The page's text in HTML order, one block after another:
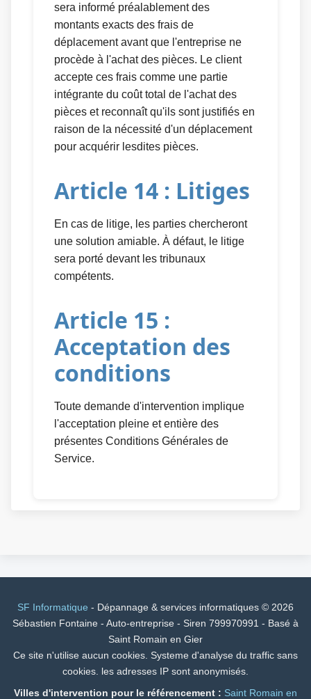
sera informé préalablement des
montants exacts des frais de
déplacement avant que l'entreprise ne
procède à l'achat des pièces. Le client
accepte ces frais comme une partie
intégrante du coût total de l'achat des
pièces et reconnaît qu'ils sont justifiés en
raison de la nécessité d'un déplacement
pour acquérir lesdites pièces.
Article 14 : Litiges
En cas de litige, les parties chercheront
une solution amiable. À défaut, le litige
sera porté devant les tribunaux
compétents.
Article 15 :
Acceptation des
conditions
Toute demande d'intervention implique
l'acceptation pleine et entière des
présentes Conditions Générales de
Service.
SF Informatique - Dépannage & services informatiques © 2026
Sébastien Fontaine - Auto-entreprise - Siren 799970991 - Basé à
Saint Romain en Gier
Ce site n'utilise aucun cookies. Systeme d'analyse du traffic sans
cookies. les adresses IP sont anonymisés.
Villes d'intervention pour le référencement : Saint Romain en